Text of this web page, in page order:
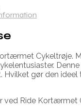
Cykeltrøje.
Hvilket gør den
ved Ride Kortærmet